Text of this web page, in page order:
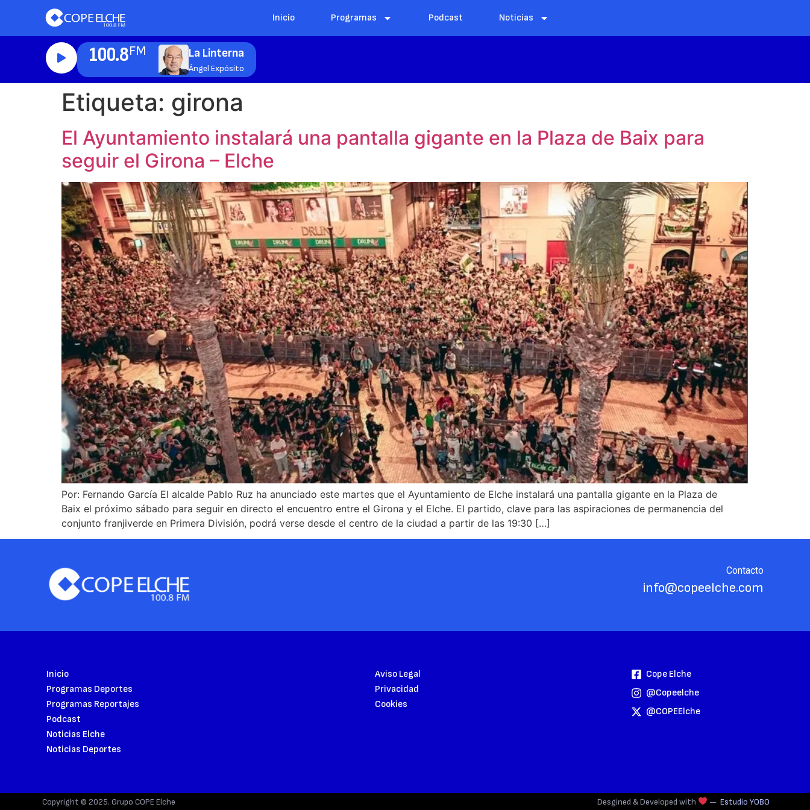
Inicio Programas Podcast Noticias
100.8FM La Linterna
Ángel Expósito
Etiqueta: girona
El Ayuntamiento instalará una pantalla gigante en la Plaza de Baix para
seguir el Girona – Elche
Por: Fernando García El alcalde Pablo Ruz ha anunciado este martes que el Ayuntamiento de Elche instalará una pantalla gigante en la Plaza de
Baix el próximo sábado para seguir en directo el encuentro entre el Girona y el Elche. El partido, clave para las aspiraciones de permanencia del
conjunto franjiverde en Primera División, podrá verse desde el centro de la ciudad a partir de las 19:30 […]
Contacto
info@copeelche.com
Inicio
Programas Deportes
Programas Reportajes
Podcast
Noticias Elche
Noticias Deportes
Aviso Legal
Privacidad
Cookies
Cope Elche
@copeelche
@COPEElche
Copyright © 2025. Grupo COPE Elche Desgined & Developed with — Estudio YOBO